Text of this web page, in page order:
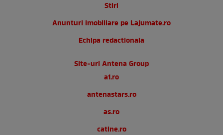
Stiri
Anunturi imobiliare pe Lajumate.ro
Echipa redactionala
Site-uri Antena Group
a1.ro
antenastars.ro
as.ro
catine.ro